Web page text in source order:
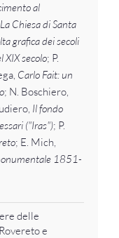
al
La Chiesa di Santa
grafica dei secoli
XIX secolo; P.
Carlo Fait: un
; N. Boschiero,
Il fondo
("Iras"); P.
; E. Mich,
1851-
delle
e